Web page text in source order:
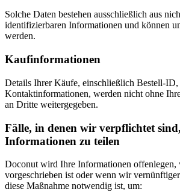
Solche Daten bestehen ausschließlich aus
identifizierbaren Informationen und können
werden.
Kaufinformationen
Details Ihrer Käufe, einschließlich Bestell-
Kontaktinformationen, werden nicht ohne
an Dritte weitergegeben.
Fälle, in denen wir verpflichtet
Informationen zu teilen
Doconut wird Ihre Informationen offenlegen,
vorgeschrieben ist oder wenn wir
diese Maßnahme notwendig ist, um: